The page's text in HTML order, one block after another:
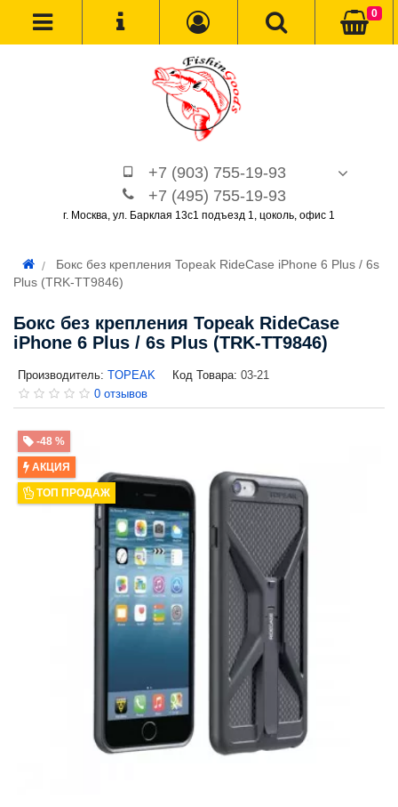
+7 (903) 755-19-93
+7 (495) 755-19-93
г. Москва, ул. Барклая 13с1 подъезд 1, цоколь, офис 1
0
Бокс без крепления Topeak RideCase iPhone 6 Plus / 6s
Plus (TRK-TT9846)
Бокс без крепления Topeak RideCase
iPhone 6 Plus / 6s Plus (TRK-TT9846)
Производитель: TOPEAK Код Товара: 03-21
0 отзывов
-48 %
АКЦИЯ
ТОП ПРОДАЖ